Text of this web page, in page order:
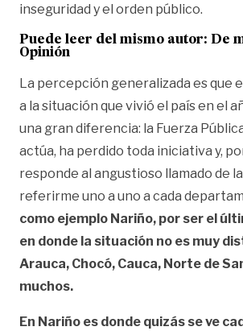
inseguridad y el orden público.
Puede leer del mismo autor: De
Opinión
La percepción generalizada es que
a la situación que vivió el país en el
una gran diferencia: la Fuerza
actúa, ha perdido toda iniciativa y,
responde al angustioso llamado de
referirme uno a uno a cada
como ejemplo Nariño, por ser el
en donde la situación no es muy
Arauca, Chocó, Cauca, Norte de
muchos.
En Nariño es donde quizás se ve